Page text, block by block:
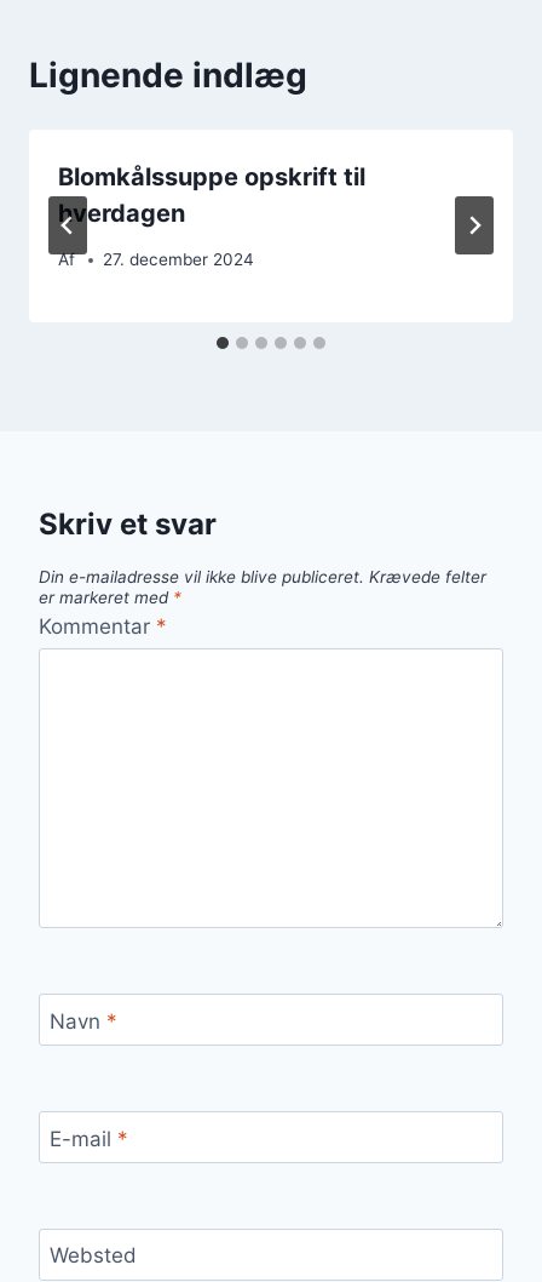
Lignende indlæg
Blomkålssuppe opskrift til
hverdagen
Af 27. december 2024
Skriv et svar
Din e-mailadresse vil ikke blive publiceret. Krævede felter
er markeret med *
Kommentar *
Navn *
E-mail *
Websted